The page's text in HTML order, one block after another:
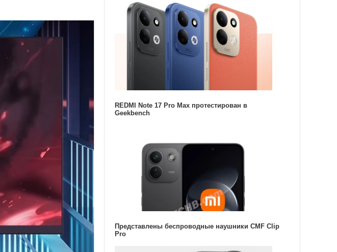
REDMI Note 17 Pro Max протестирован в
Geekbench
Представлены беспроводные наушники CMF Clip
Pro